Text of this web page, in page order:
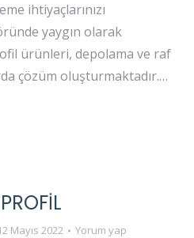
ihtiyaçlarınızı
yaygın olarak
ürünleri, depolama ve raf
çözüm oluşturmaktadır.…
Mayıs 2022 Yorum yap